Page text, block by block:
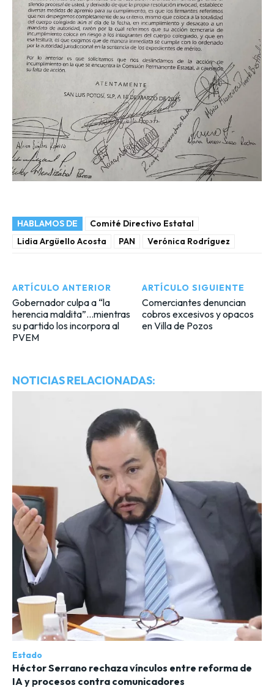
HABLAMOS DE
Comité Directivo Estatal
Lidia Argüello Acosta
PAN Verónica Rodríguez
ARTÍCULO ANTERIOR
Gobernador culpa a “la
herencia maldita”…mientras
su partido los incorpora al
PVEM
ARTÍCULO SIGUIENTE
Comerciantes denuncian
cobros excesivos y opacos
en Villa de Pozos
NOTICIAS RELACIONADAS:
Estado
Héctor Serrano rechaza vínculos entre reforma de
IA y procesos contra comunicadores